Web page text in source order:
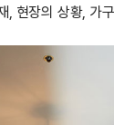
, 현장의 상황, 가